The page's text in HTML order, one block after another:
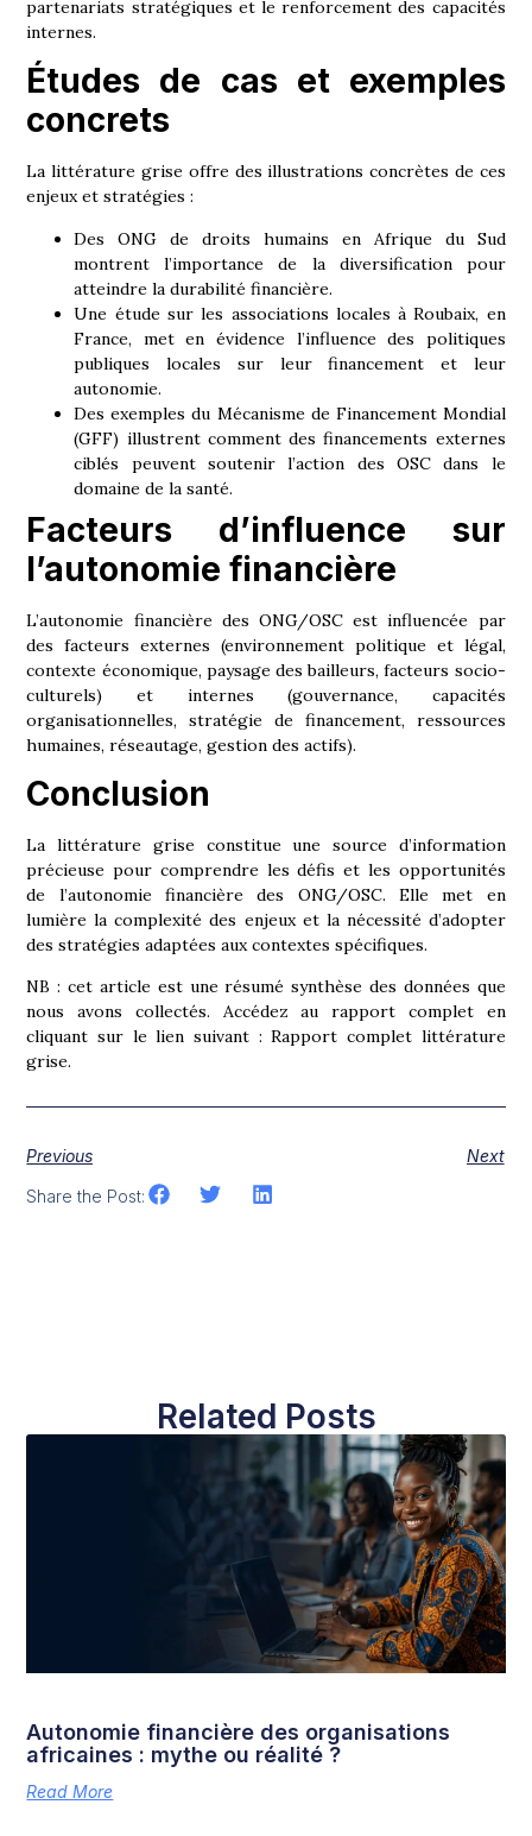
partenariats stratégiques et le renforcement des capacités
internes.
Études de cas et exemples
concrets
La littérature grise offre des illustrations concrètes de ces
enjeux et stratégies :
Des ONG de droits humains en Afrique du Sud
montrent l’importance de la diversification pour
atteindre la durabilité financière.
Une étude sur les associations locales à Roubaix, en
France, met en évidence l’influence des politiques
publiques locales sur leur financement et leur
autonomie.
Des exemples du Mécanisme de Financement Mondial
(GFF) illustrent comment des financements externes
ciblés peuvent soutenir l’action des OSC dans le
domaine de la santé.
Facteurs d’influence sur
l’autonomie financière
L’autonomie financière des ONG/OSC est influencée par
des facteurs externes (environnement politique et légal,
contexte économique, paysage des bailleurs, facteurs socio-
culturels) et internes (gouvernance, capacités
organisationnelles, stratégie de financement, ressources
humaines, réseautage, gestion des actifs).
Conclusion
La littérature grise constitue une source d’information
précieuse pour comprendre les défis et les opportunités
de l’autonomie financière des ONG/OSC. Elle met en
lumière la complexité des enjeux et la nécessité d’adopter
des stratégies adaptées aux contextes spécifiques.
NB : cet article est une résumé synthèse des données que
nous avons collectés. Accédez au rapport complet en
cliquant sur le lien suivant : Rapport complet littérature
grise.
Previous
Next
Share the Post:
Related Posts
Autonomie financière des organisations
africaines : mythe ou réalité ?
Read More